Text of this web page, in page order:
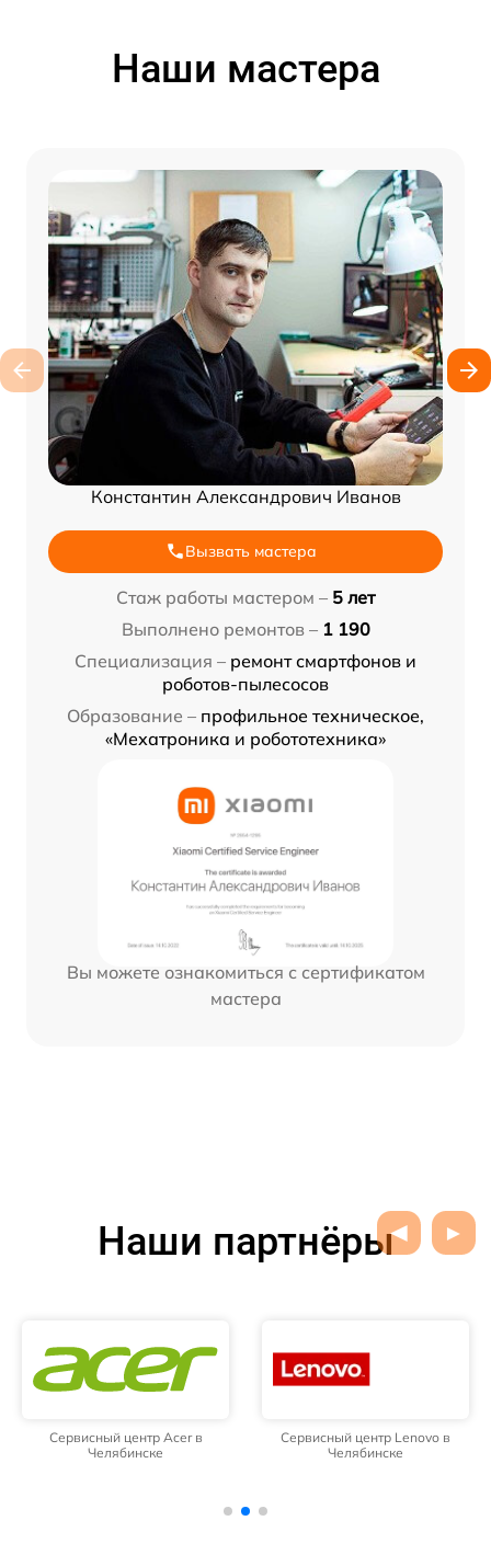
Наши мастера
Константин Александрович Иванов
Вызвать мастера
Стаж работы мастером – 5 лет
Выполнено ремонтов – 1 190
Специализация – ремонт смартфонов и
роботов-пылесосов
Образование – профильное техническое,
«Мехатроника и робототехника»
Вы можете ознакомиться с сертификатом
мастера
Наши партнёры
Сервисный центр Acer в
Челябинске
Сервисный центр Lenovo в
Челябинске